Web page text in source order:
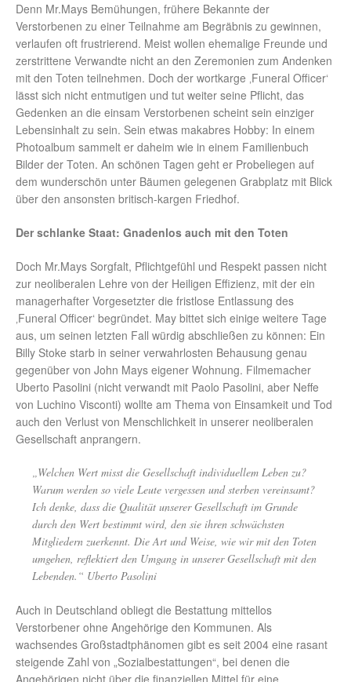
Denn Mr.Mays Bemühungen, frühere Bekannte der
Verstorbenen zu einer Teilnahme am Begräbnis zu gewinnen,
verlaufen oft frustrierend. Meist wollen ehemalige Freunde und
zerstrittene Verwandte nicht an den Zeremonien zum Andenken
mit den Toten teilnehmen. Doch der wortkarge ‚Funeral Officer‘
lässt sich nicht entmutigen und tut weiter seine Pflicht, das
Gedenken an die einsam Verstorbenen scheint sein einziger
Lebensinhalt zu sein. Sein etwas makabres Hobby: In einem
Photoalbum sammelt er daheim wie in einem Familienbuch
Bilder der Toten. An schönen Tagen geht er Probeliegen auf
dem wunderschön unter Bäumen gelegenen Grabplatz mit Blick
über den ansonsten britisch-kargen Friedhof.
Der schlanke Staat: Gnadenlos auch mit den Toten
Doch Mr.Mays Sorgfalt, Pflichtgefühl und Respekt passen nicht
zur neoliberalen Lehre von der Heiligen Effizienz, mit der ein
managerhafter Vorgesetzter die fristlose Entlassung des
‚Funeral Officer‘ begründet. May bittet sich einige weitere Tage
aus, um seinen letzten Fall würdig abschließen zu können: Ein
Billy Stoke starb in seiner verwahrlosten Behausung genau
gegenüber von John Mays eigener Wohnung. Filmemacher
Uberto Pasolini (nicht verwandt mit Paolo Pasolini, aber Neffe
von Luchino Visconti) wollte am Thema von Einsamkeit und Tod
auch den Verlust von Menschlichkeit in unserer neoliberalen
Gesellschaft anprangern.
„Welchen Wert misst die Gesellschaft individuellem Leben zu?
Warum werden so viele Leute vergessen und sterben vereinsamt?
Ich denke, dass die Qualität unserer Gesellschaft im Grunde
durch den Wert bestimmt wird, den sie ihren schwächsten
Mitgliedern zuerkennt. Die Art und Weise, wie wir mit den Toten
umgehen, reflektiert den Umgang in unserer Gesellschaft mit den
Lebenden.“ Uberto Pasolini
Auch in Deutschland obliegt die Bestattung mittellos
Verstorbener ohne Angehörige den Kommunen. Als
wachsendes Großstadtphänomen gibt es seit 2004 eine rasant
steigende Zahl von „Sozialbestattungen“, bei denen die